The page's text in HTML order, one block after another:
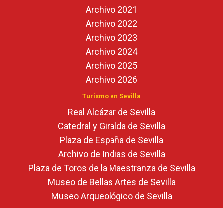
Archivo 2021
Archivo 2022
Archivo 2023
Archivo 2024
Archivo 2025
Archivo 2026
Turismo en Sevilla
Real Alcázar de Sevilla
Catedral y Giralda de Sevilla
Plaza de España de Sevilla
Archivo de Indias de Sevilla
Plaza de Toros de la Maestranza de Sevilla
Museo de Bellas Artes de Sevilla
Museo Arqueológico de Sevilla